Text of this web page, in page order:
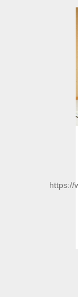
https://